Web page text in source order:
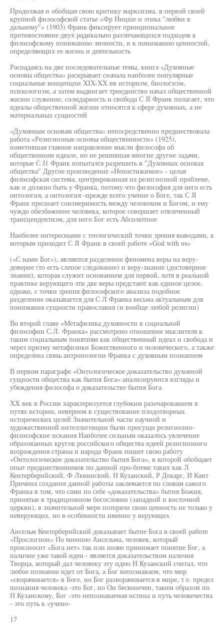
Продолжая и обобщая свою критику марксизма, в первой своей
крупной философской статье «Фр Ницше и этика "любви к
дальнему"» (1903) Франк фиксирует принципиальное
противостояние двух радикально различающихся подходов к
философскому пониманию личности, и к пониманию ценностей,
определяющих ее жизнь и деятельность
Распадаясь на две последовательные темы, книга «Духовные
основы общества» раскрывает сначала наиболее популярные
социальные концепции XIX-XX вв историзм, биологизм,
психологизм, а затем выдвигает триединство начал общественной
жизни служение, солидарность и свобода С JI Франк полагает, что
идеалы общественной жизни относятся к сфере духовных, а не
материальных сущностей
«Духовным основам общества» непосредственно предшествовала
работа «Религиозные основы общественности» (1925),
наметившая главное направление мысли философа об
общественном идеале, но не решившая многие другие задачи,
которые С J1 Франк попытался разрешить в "Духовных основах
общества" Другое произведение «Непостижимое» - целая
философская система, центрированная на религиозной проблеме,
как и должно быть у Франка, потому что философия для него есть
онтология, а онтология -прежде всего учение о Боге, так С JI
Франк признает соизмеримость между человеком и Богом, и ему
чуждо обезбожение человека, которое совершает отвлеченный
трансцендентизм, для него Бог есть Абсолютное
Наиболее интересными с теологический точки зрения выводами, к
которым приходит С JI Франк в своей работе «God with us»
(«С нами Бог»), являются разделение феномена веры на веру-
доверие (то есть слепое следование) и веру-знание (достоверное
знание), которая служит основанием для первой, хотя в реальной
практике верующего эти две веры предстают как единое целое,
однако, с точки зрения философского анализа подобное
разделение оказывается для С Л Франка весьма актуальным для
понимания сущности православия (и вообще любой религии)
Во второй главе «Метафизика духовности в социальной
философии С.Л. Франка» рассмотрено отношение мыслителя к
таким социальным понятиям как общественный идеал и свобода и
через призму метафизики Божественного и человеческого, а также
определена связь антропологии Франка с духовным познанием
В первом параграфе «Онтологическое доказательство духовной
сущности общества как бытия Бога» анализируются взгляды и
убеждения философа о доказательстве бытия Бога
XX век в России характеризуется глубоким разочарованием в
путях истории, неверием в существование плодотворных
исторических целей Значительной части научной и
художественной интеллигенции были присущи религиозно-
философские искания Наиболее сильным оказалось увлечение
образованных кругов российского общества идеей религиозного
возрождения страны и народа Франк пишет свою работу
«Онтологическое доказательство бытия Бога», в которой обобщает
опыт предшественников по данной про-бпеме таких как Л
Кентерберийский, Ф Лквинский, Н Кузанский, Р Декарг, И Кант
Причина создания данной работы заключается по словам самого
Франка в том, что сами по себе «доказательства» бытия Божия,
принятые в традиционном богословии (западной и восточной
церкви), в значительной мере потеряли свою ценность не только у
неверующих, но в особенности именно у верующих
Ансельм Кентерберийский доказывает бытие Бога в своей работе
«Прослогион» По мнению Ансельма, человек, который
произносит «Бога нет» так или иначе принимает понятие Бог, а
наличие уже такой идеи - является доказательством наличия
Творца, который дал человеку эту идею Н Кузанский считал, что
любое познание идет от Бога, а Бог непознаваем, что мир
«сворачивается» в Боге, но Бог разворачивается в мире, т е. предел
познания человека -это Бог, но Он бесконечен, таким образом по
Н Кузанскому, Бог -это непознаваемая истина и путь человечества
- это путь к «учено-
17